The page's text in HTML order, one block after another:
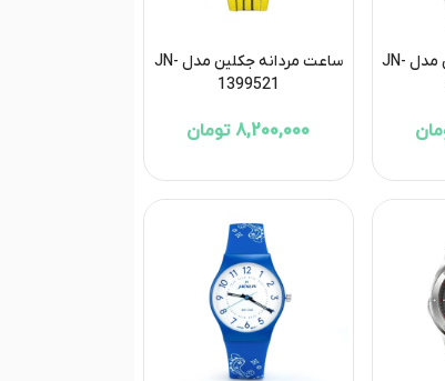
ساعت مردانه جکلین مدل JN-
ساعت مردانه جکلین مدل JN-
1399521
8,200,000 تومان